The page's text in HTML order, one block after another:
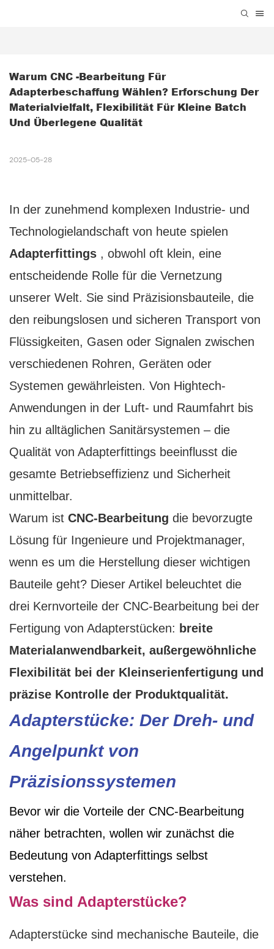
Warum CNC -Bearbeitung Für
Adapterbeschaffung Wählen? Erforschung Der
Materialvielfalt, Flexibilität Für Kleine Batch
Und Überlegene Qualität
2025-05-28
In der zunehmend komplexen Industrie- und
Technologielandschaft von heute spielen
Adapterfittings , obwohl oft klein, eine
entscheidende Rolle für die Vernetzung
unserer Welt. Sie sind Präzisionsbauteile, die
den reibungslosen und sicheren Transport von
Flüssigkeiten, Gasen oder Signalen zwischen
verschiedenen Rohren, Geräten oder
Systemen gewährleisten. Von Hightech-
Anwendungen in der Luft- und Raumfahrt bis
hin zu alltäglichen Sanitärsystemen – die
Qualität von Adapterfittings beeinflusst die
gesamte Betriebseffizienz und Sicherheit
unmittelbar.
Warum ist CNC-Bearbeitung die bevorzugte
Lösung für Ingenieure und Projektmanager,
wenn es um die Herstellung dieser wichtigen
Bauteile geht? Dieser Artikel beleuchtet die
drei Kernvorteile der CNC-Bearbeitung bei der
Fertigung von Adapterstücken: breite
Materialanwendbarkeit, außergewöhnliche
Flexibilität bei der Kleinserienfertigung und
präzise Kontrolle der Produktqualität.
Adapterstücke: Der Dreh- und
Angelpunkt von
Präzisionssystemen
Bevor wir die Vorteile der CNC-Bearbeitung
näher betrachten, wollen wir zunächst die
Bedeutung von Adapterfittings selbst
verstehen.
Was sind Adapterstücke?
Adapterstücke sind mechanische Bauteile, die